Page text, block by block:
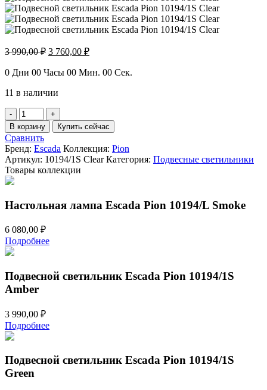
3 990,00₽ Первоначальная
составляла
990,00 ₽.
3 760,00 ₽Текущая
3
0 Дни 00 Часы 00 Мин. 00 Сек.
11 в наличии
Количество
товара
Подвесной
светильник
Escada
Pion
10194/1S
В корзину Купить сейчас
Сравнить
Бренд: Escada Коллекция: Pion
Артикул: 10194/1S ClearКатегория: Подвесные светильники
Товары коллекции
Настольная лампа Escada Pion 10194/L Smoke
6 080,00 ₽
Подробнее
Подвесной светильник Escada Pion 10194/1S
Amber
3 990,00 ₽
Подробнее
Подвесной светильник Escada Pion 10194/1S
Green